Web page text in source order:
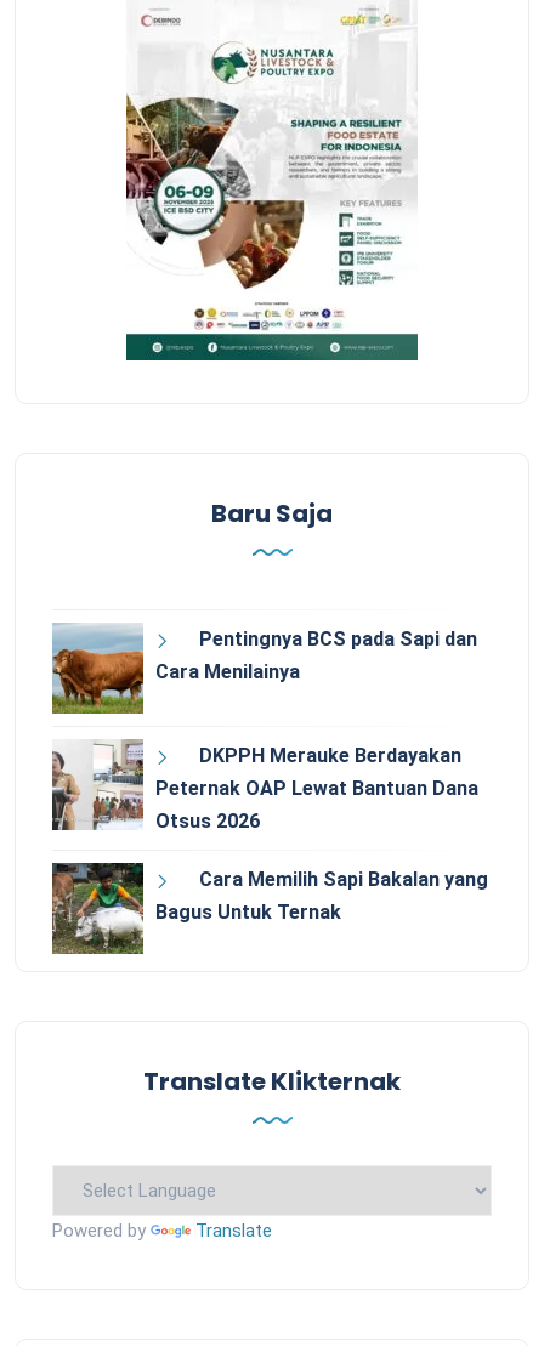
Baru Saja
Pentingnya BCS pada Sapi dan
Cara Menilainya
DKPPH Merauke Berdayakan
Peternak OAP Lewat Bantuan Dana
Otsus 2026
Cara Memilih Sapi Bakalan yang
Bagus Untuk Ternak
Translate Klikternak
Powered by Translate